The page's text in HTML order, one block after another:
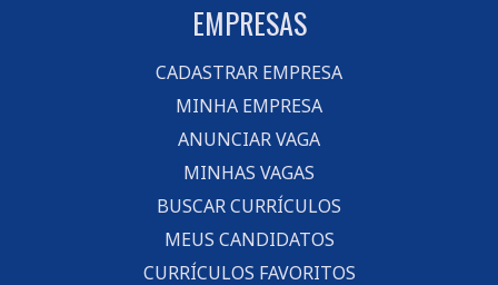
EMPRESAS
CADASTRAR EMPRESA
MINHA EMPRESA
ANUNCIAR VAGA
MINHAS VAGAS
BUSCAR CURRÍCULOS
MEUS CANDIDATOS
CURRÍCULOS FAVORITOS